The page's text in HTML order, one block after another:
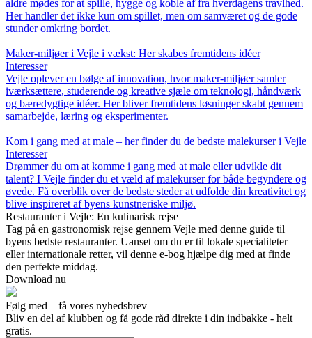
aldre mødes for at spille, hygge og koble af fra hverdagens travlhed.
Her handler det ikke kun om spillet, men om samværet og de gode
stunder omkring bordet.
Maker-miljøer i Vejle i vækst: Her skabes fremtidens idéer
Interesser
Vejle oplever en bølge af innovation, hvor maker-miljøer samler
iværksættere, studerende og kreative sjæle om teknologi, håndværk
og bæredygtige idéer. Her bliver fremtidens løsninger skabt gennem
samarbejde, læring og eksperimenter.
Kom i gang med at male – her finder du de bedste malekurser i Vejle
Interesser
Drømmer du om at komme i gang med at male eller udvikle dit
talent? I Vejle finder du et væld af malekurser for både begyndere og
øvede. Få overblik over de bedste steder at udfolde din kreativitet og
blive inspireret af byens kunstneriske miljø.
Restauranter i Vejle: En kulinarisk rejse
Tag på en gastronomisk rejse gennem Vejle med denne guide til
byens bedste restauranter. Uanset om du er til lokale specialiteter
eller internationale retter, vil denne e-bog hjælpe dig med at finde
den perfekte middag.
Download nu
Følg med – få vores nyhedsbrev
Bliv en del af klubben og få gode råd direkte i din indbakke - helt
gratis.